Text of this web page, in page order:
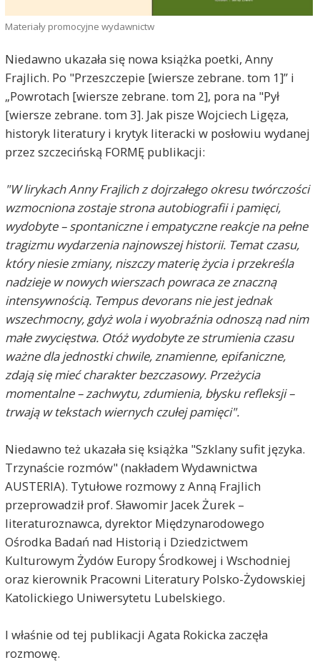
Materiały promocyjne wydawnictw
Niedawno ukazała się nowa książka poetki, Anny
Frajlich. Po "Przeszczepie [wiersze zebrane. tom 1]” i
„Powrotach [wiersze zebrane. tom 2], pora na "Pył
[wiersze zebrane. tom 3]. Jak pisze Wojciech Ligęza,
historyk literatury i krytyk literacki w posłowiu wydanej
przez szczecińską FORMĘ publikacji:
"W lirykach Anny Frajlich z dojrzałego okresu twórczości
wzmocniona zostaje strona autobiografii i pamięci,
wydobyte – spontaniczne i empatyczne reakcje na pełne
tragizmu wydarzenia najnowszej historii. Temat czasu,
który niesie zmiany, niszczy materię życia i przekreśla
nadzieje w nowych wierszach powraca ze znaczną
intensywnością. Tempus devorans nie jest jednak
wszechmocny, gdyż wola i wyobraźnia odnoszą nad nim
małe zwycięstwa. Otóż wydobyte ze strumienia czasu
ważne dla jednostki chwile, znamienne, epifaniczne,
zdają się mieć charakter bezczasowy. Przeżycia
momentalne – zachwytu, zdumienia, błysku refleksji –
trwają w tekstach wiernych czułej pamięci".
Niedawno też ukazała się książka "Szklany sufit języka.
Trzynaście rozmów" (nakładem Wydawnictwa
AUSTERIA). Tytułowe rozmowy z Anną Frajlich
przeprowadził prof. Sławomir Jacek Żurek –
literaturoznawca, dyrektor Międzynarodowego
Ośrodka Badań nad Historią i Dziedzictwem
Kulturowym Żydów Europy Środkowej i Wschodniej
oraz kierownik Pracowni Literatury Polsko-Żydowskiej
Katolickiego Uniwersytetu Lubelskiego.
I właśnie od tej publikacji Agata Rokicka zaczęła
rozmowę.